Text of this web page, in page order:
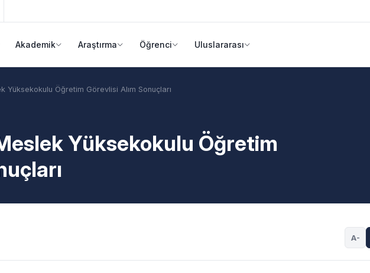
Akademik Araştırma Öğrenci Uluslararası
Yüksekokulu Öğretim Görevlisi Alım Sonuçları
Yüksekokulu Öğretim
A-